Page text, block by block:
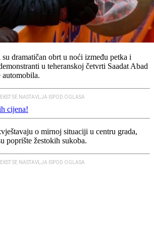
dramatičan obrt u noći između petka i
u teheranskoj četvrti Saadat Abad
SE NASTAVLJA ISPOD OGLASA
o mirnoj situaciji u centru grada,
poprište žestokih sukoba.
SE NASTAVLJA ISPOD OGLASA